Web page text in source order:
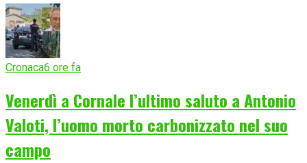
Cronaca6 ore fa
Venerdì a Cornale l’ultimo saluto a Antonio
Valoti, l’uomo morto carbonizzato nel suo
campo